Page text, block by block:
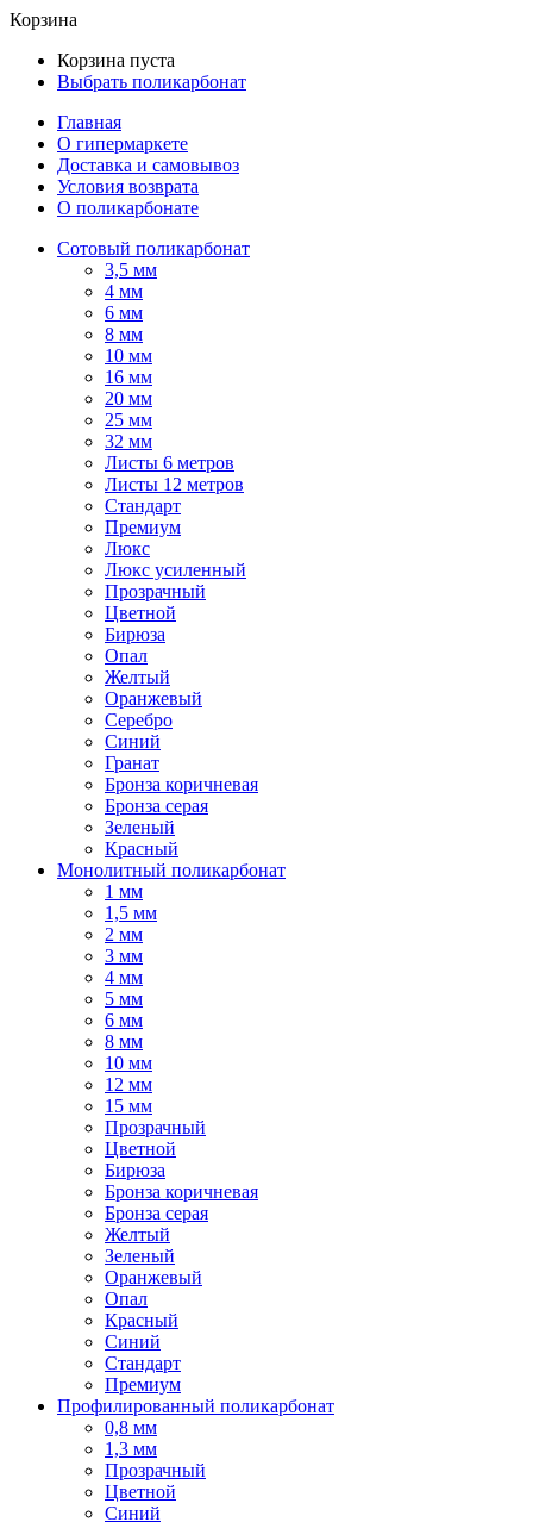
Корзина
Корзина пуста
Выбрать поликарбонат
Главная
О гипермаркете
Доставка и самовывоз
Условия возврата
О поликарбонате
Сотовый поликарбонат
3,5 мм
4 мм
6 мм
8 мм
10 мм
16 мм
20 мм
25 мм
32 мм
Листы 6 метров
Листы 12 метров
Стандарт
Премиум
Люкс
Люкс усиленный
Прозрачный
Цветной
Бирюза
Опал
Желтый
Оранжевый
Серебро
Синий
Гранат
Бронза коричневая
Бронза серая
Зеленый
Красный
Монолитный поликарбонат
1 мм
1,5 мм
2 мм
3 мм
4 мм
5 мм
6 мм
8 мм
10 мм
12 мм
15 мм
Прозрачный
Цветной
Бирюза
Бронза коричневая
Бронза серая
Желтый
Зеленый
Оранжевый
Опал
Красный
Синий
Стандарт
Премиум
Профилированный поликарбонат
0,8 мм
1,3 мм
Прозрачный
Цветной
Синий